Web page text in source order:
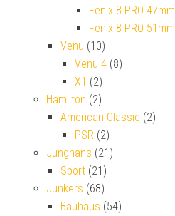
Fenix 8 PRO 47mm
Fenix 8 PRO 51mm
Venu (10)
Venu 4 (8)
X1 (2)
Hamilton (2)
American Classic (2)
PSR (2)
Junghans (21)
Sport (21)
Junkers (68)
Bauhaus (54)